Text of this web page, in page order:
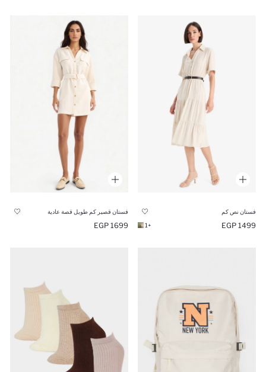
فستان نص كم
1499 EGP
+1
فستان قصير كم طويل قصة عادية
1699 EGP